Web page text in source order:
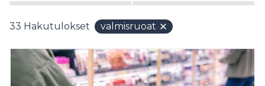
33 Hakutulokset valmisruoat